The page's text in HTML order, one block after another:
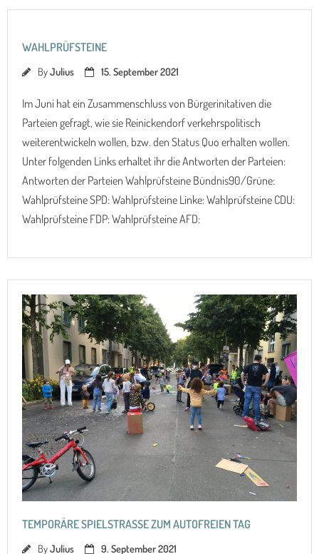
WAHLPRÜFSTEINE
ByJulius 15. September 2021
Im Juni hat ein Zusammenschluss von Bürgerinitativen die
Parteien gefragt, wie sie Reinickendorf verkehrspolitisch
weiterentwickeln wollen, bzw. den Status Quo erhalten wollen.
Unter folgenden Links erhaltet ihr die Antworten der Parteien:
Antworten der Parteien Wahlprüfsteine Bündnis90/Grüne:
Wahlprüfsteine SPD: Wahlprüfsteine Linke: Wahlprüfsteine CDU:
Wahlprüfsteine FDP: Wahlprüfsteine AFD:
TEMPORÄRE SPIELSTRASSE ZUM AUTOFREIEN TAG
ByJulius 9. September 2021